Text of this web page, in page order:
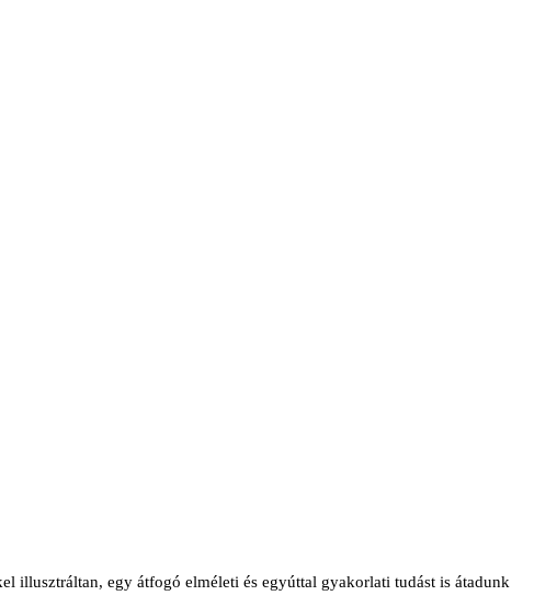
illusztráltan, egy átfogó elméleti és egyúttal gyakorlati tudást is átadunk